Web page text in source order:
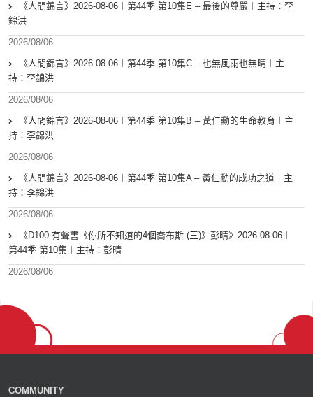
《人間錦言》2026-08-06︱第44季 第10集E – 最後的尊嚴︱主持：李
錦洪
2026/08/06
《人間錦言》2026-08-06︱第44季 第10集C – 也無風雨也無晴︱主
持：李錦洪
2026/08/06
《人間錦言》2026-08-06︱第44季 第10集B – 黃仁勳的生命教育︱主
持：李錦洪
2026/08/06
《人間錦言》2026-08-06︱第44季 第10集A – 黃仁勳的成功之道︱主
持：李錦洪
2026/08/06
《D100 有聲書《你所不知道的4個喬布斯 (三)》彭晴》2026-08-06︱
第44季 第10集︱主持：彭晴
2026/08/06
COMMUNITY